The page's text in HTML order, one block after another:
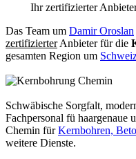
Ihr zertifizierter
Das Team um Damir Oroslan
zertifizierterAnbieter für die
gesamten Region um
Schwäbische Sorgfalt,
Fachpersonal fü haargenaue
Chemin fürKernbohren,
weitere Dienste.